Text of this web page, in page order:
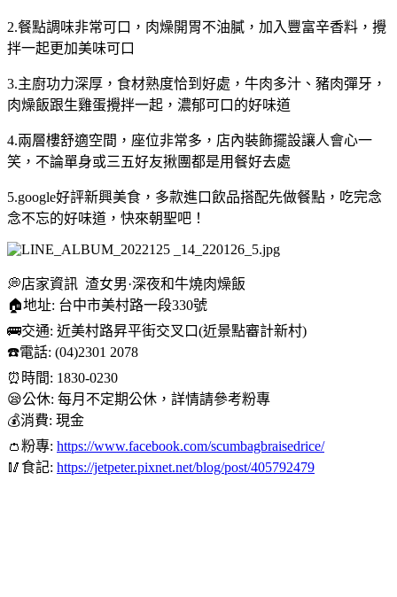
2.餐點調味非常可口，肉燥開胃不油膩，加入豐富辛香料，攪
拌一起更加美味可口
3.主廚功力深厚，食材熟度恰到好處，牛肉多汁、豬肉彈牙，
肉燥飯跟生雞蛋攪拌一起，濃郁可口的好味道
4.兩層樓舒適空間，座位非常多，店內裝飾擺設讓人會心一
笑，不論單身或三五好友揪團都是用餐好去處
5.google好評新興美食，多款進口飲品搭配先做餐點，吃完念
念不忘的好味道，快來朝聖吧！
💭店家資訊 渣女男·深夜和牛燒肉燥飯
🏠地址: 台中市美村路一段330號
🚌交通: 近美村路昇平街交叉口(近景點審計新村)
☎️電話: (04)2301 2078
⏰時間: 1830-0230
😪公休: 每月不定期公休，詳情請參考粉專
💰消費: 現金
👛粉專: https://www.facebook.com/scumbagbraisedrice/
🥢食記: https://jetpeter.pixnet.net/blog/post/405792479